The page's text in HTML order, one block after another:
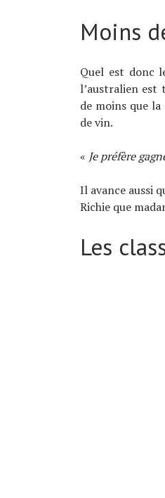
Moins
Quel est donc
l’australien est
de moins que
de vin.
« Je préfère
Il avance aussi
Richie que
Les